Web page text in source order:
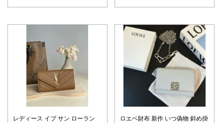
レディース イブ サン ローラン
ロエベ財布 新作 いつ偽物 斜め掛